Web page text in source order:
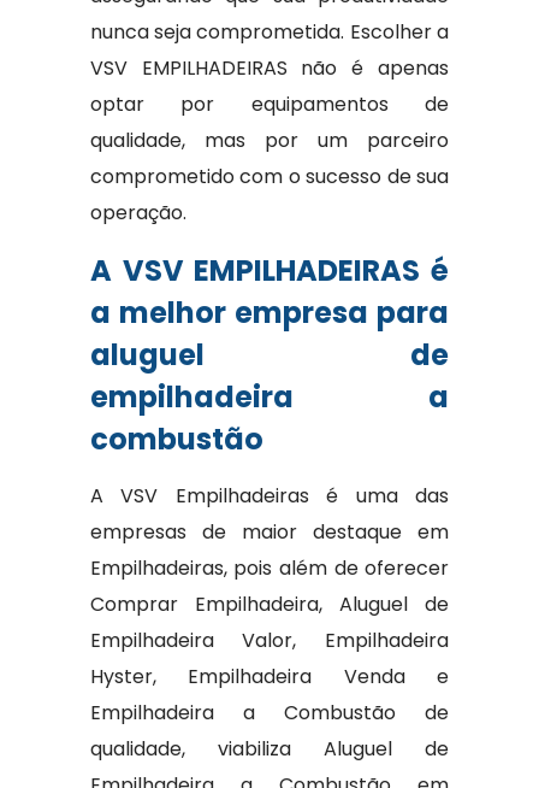
nunca seja comprometida. Escolher a
VSV EMPILHADEIRAS não é apenas
optar por equipamentos de
qualidade, mas por um parceiro
comprometido com o sucesso de sua
operação.
A VSV EMPILHADEIRAS é
a melhor empresa para
aluguel de
empilhadeira a
combustão
A VSV Empilhadeiras é uma das
empresas de maior destaque em
Empilhadeiras, pois além de oferecer
Comprar Empilhadeira, Aluguel de
Empilhadeira Valor, Empilhadeira
Hyster, Empilhadeira Venda e
Empilhadeira a Combustão de
qualidade, viabiliza Aluguel de